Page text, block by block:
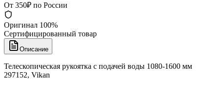
От 350₽ по России
Оригинал 100%
Сертифицированный товар
Описание
Телескопическая рукоятка с подачей воды 1080-1600 мм
297152, Vikan